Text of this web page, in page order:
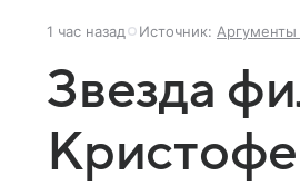
1 час назад Источник:
Звезда